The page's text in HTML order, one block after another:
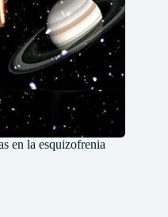
en la esquizofrenia